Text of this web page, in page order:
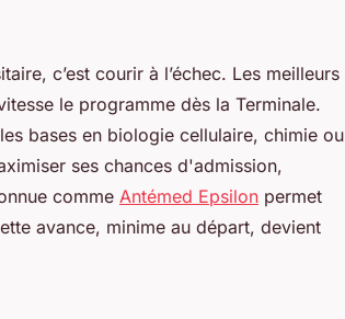
c’est courir à l’échec. Les meilleurs
le programme dès la Terminale.
bases en biologie cellulaire, chimie ou
ses chances d'admission,
comme Antémed Epsilon permet
avance, minime au départ, devient